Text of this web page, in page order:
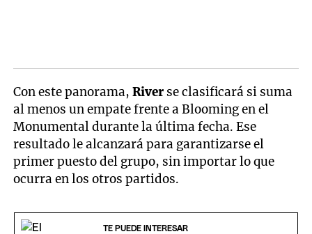
Con este panorama,River se clasificará si suma
al menos un empate frente a Blooming en el
Monumental durante la última fecha. Ese
resultado le alcanzará para garantizarse el
primer puesto del grupo, sin importar lo que
ocurra en los otros partidos.
TE PUEDE INTERESAR